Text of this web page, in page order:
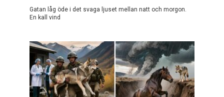
Gatan låg öde i det svaga ljuset mellan natt och morgon.
En kall vind